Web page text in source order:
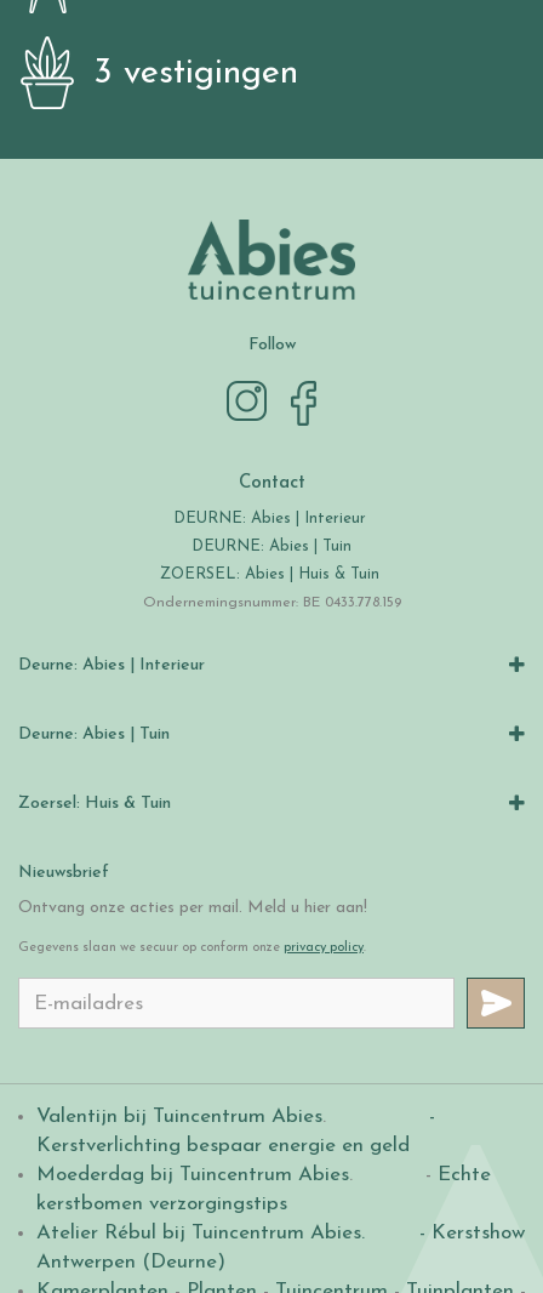
3 vestigingen
Follow
Contact
DEURNE: Abies | Interieur
DEURNE: Abies | Tuin
ZOERSEL: Abies | Huis & Tuin
Ondernemingsnummer: BE 0433.778.159
Deurne: Abies | Interieur
Deurne: Abies | Tuin
Zoersel: Huis & Tuin
Nieuwsbrief
Ontvang onze acties per mail. Meld u hier aan!
Gegevens slaan we secuur op conform onze privacy policy.
Valentijn bij Tuincentrum Abies.
-
Kerstverlichting bespaar energie en geld
Moederdag bij Tuincentrum Abies. - Echte
kerstbomen verzorgingstips
Atelier Rébul bij Tuincentrum Abies.
- Kerstshow
Antwerpen (Deurne)